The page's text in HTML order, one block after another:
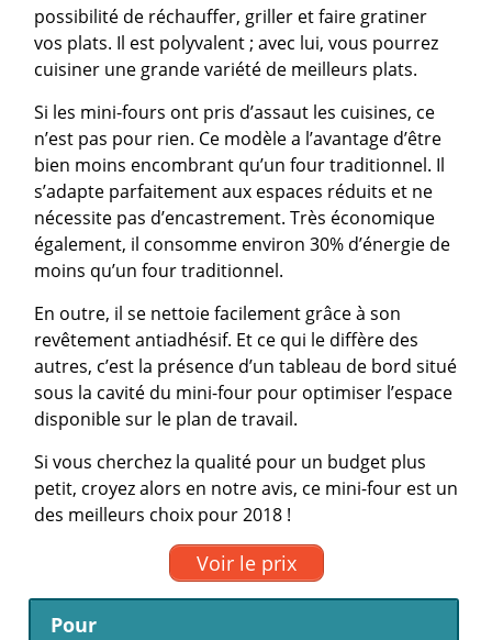
possibilité de réchauffer, griller et faire gratiner
vos plats. Il est polyvalent ; avec lui, vous pourrez
cuisiner une grande variété de meilleurs plats.
Si les mini-fours ont pris d’assaut les cuisines, ce
n’est pas pour rien. Ce modèle a l’avantage d’être
bien moins encombrant qu’un four traditionnel. Il
s’adapte parfaitement aux espaces réduits et ne
nécessite pas d’encastrement. Très économique
également, il consomme environ 30% d’énergie de
moins qu’un four traditionnel.
En outre, il se nettoie facilement grâce à son
revêtement antiadhésif. Et ce qui le diffère des
autres, c’est la présence d’un tableau de bord situé
sous la cavité du mini-four pour optimiser l’espace
disponible sur le plan de travail.
Si vous cherchez la qualité pour un budget plus
petit, croyez alors en notre avis, ce mini-four est un
des meilleurs choix pour 2018 !
Voir le prix
Pour